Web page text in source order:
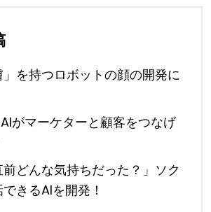
」を持つロボットの顔の開発に
がマーケターと顧客をつなげ
前どんな気持ちだった？」ソク
きるAIを開発！